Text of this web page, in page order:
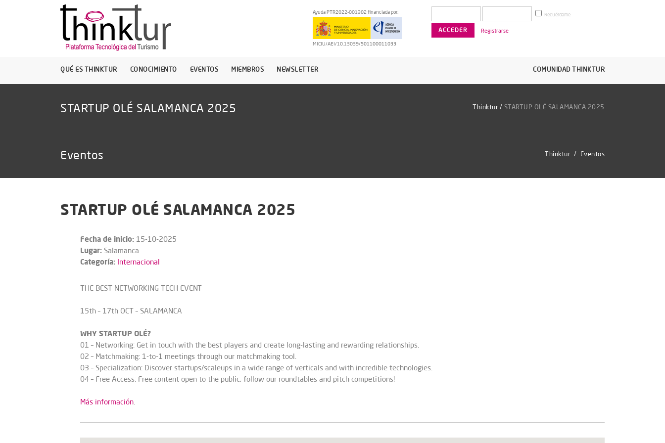
Ayuda PTR2022-001302 financiada por:
MICIU/AEI/10.13039/501100011033
Recuérdame
Registrarse
QUÉ ES THINKTUR CONOCIMIENTO EVENTOS MIEMBROS NEWSLETTER COMUNIDAD THINKTUR
STARTUP OLÉ SALAMANCA 2025 Thinktur / STARTUP OLÉ SALAMANCA 2025
Eventos Thinktur / Eventos
STARTUP OLÉ SALAMANCA 2025
Fecha de inicio: 15-10-2025
Lugar: Salamanca
Categoría: Internacional
THE BEST NETWORKING TECH EVENT
15th – 17th OCT – SALAMANCA
WHY STARTUP OLÉ?
01 – Networking: Get in touch with the best players and create long-lasting and rewarding relationships.
02 – Matchmaking: 1-to-1 meetings through our matchmaking tool.
03 – Specialization: Discover startups/scaleups in a wide range of verticals and with incredible technologies.
04 – Free Access: Free content open to the public, follow our roundtables and pitch competitions!
Más información.